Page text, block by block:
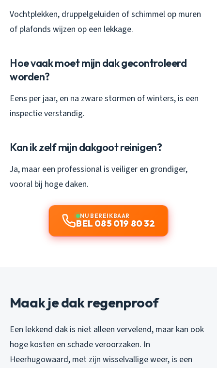
Vochtplekken, druppelgeluiden of schimmel op muren
of plafonds wijzen op een lekkage.
Hoe vaak moet mijn dak gecontroleerd
worden?
Eens per jaar, en na zware stormen of winters, is een
inspectie verstandig.
Kan ik zelf mijn dakgoot reinigen?
Ja, maar een professional is veiliger en grondiger,
vooral bij hoge daken.
NU BEREIKBAAR
BEL 085 019 80 32
Maak je dak regenproof
Een lekkend dak is niet alleen vervelend, maar kan ook
hoge kosten en schade veroorzaken. In
Heerhugowaard, met zijn wisselvallige weer, is een